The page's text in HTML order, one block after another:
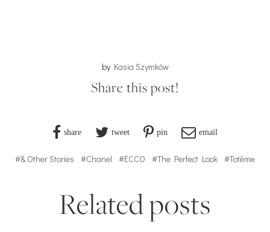
by Kasia Szymków
Share this post!
share tweet pin email
#& Other Stories #Chanel #ECCO #The Perfect Look #Totême
Related posts